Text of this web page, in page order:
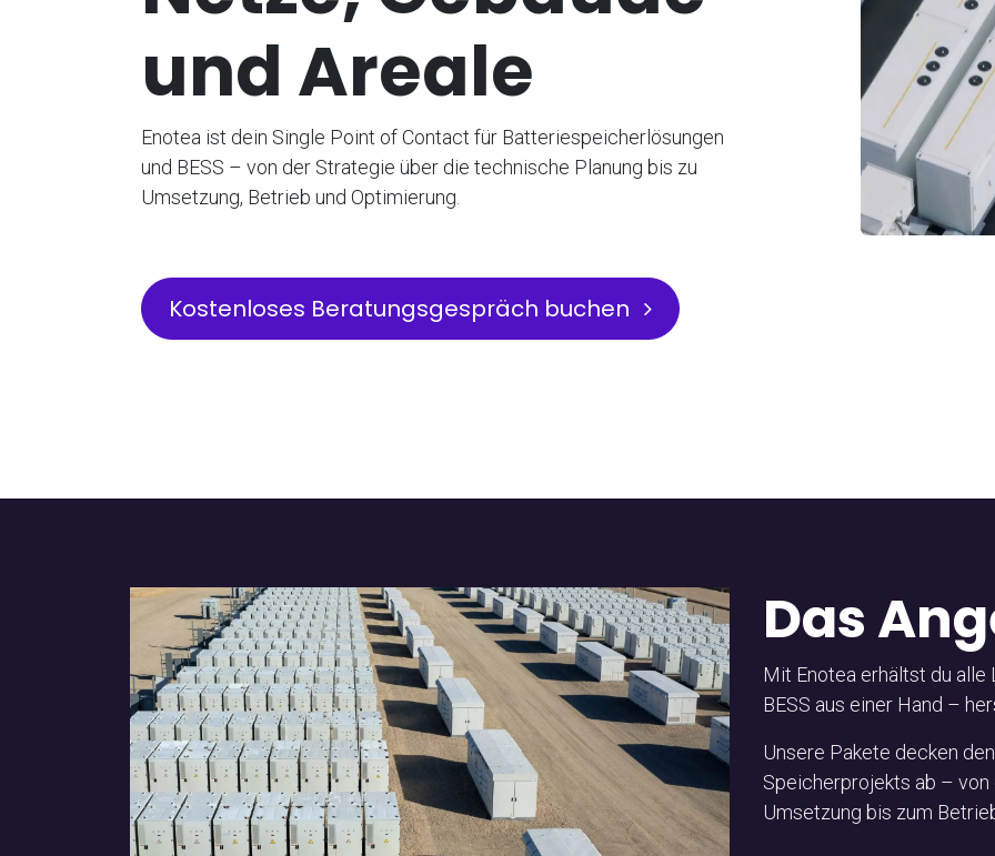
und Areale
Enotea ist dein Single Point of Contact für Batteriespeicherlösungen
und BESS – von der Strategie über die technische Planung bis zu
Umsetzung, Betrieb und Optimierung.
Kostenloses Beratungsgespräch buchen
Das
Mit Enotea erhältst du
BESS aus einer Hand –
Unsere Pakete decken
Speicherprojekts ab –
Umsetzung bis zum